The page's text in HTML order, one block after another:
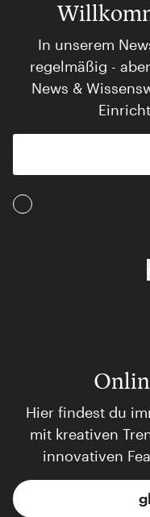
In unserem
regelmäßig -
News &
Hier findest du
mit kreativen
innovativen